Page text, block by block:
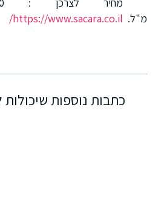
מ"ל. https://www.sacara.co.il/
כתבות נוספות שיכולות